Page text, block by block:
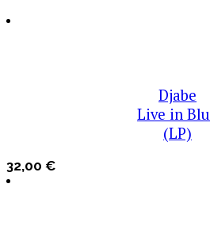
Djabe
Live in
(LP)
32,00 €